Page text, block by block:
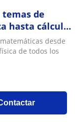
de
hasta cálculo
desde
de todos los